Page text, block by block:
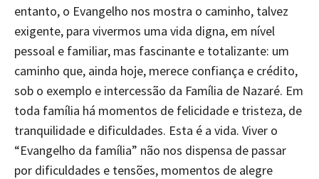
entanto, o Evangelho nos mostra o caminho, talvez
exigente, para vivermos uma vida digna, em nível
pessoal e familiar, mas fascinante e totalizante: um
caminho que, ainda hoje, merece confiança e crédito,
sob o exemplo e intercessão da Família de Nazaré. Em
toda família há momentos de felicidade e tristeza, de
tranquilidade e dificuldades. Esta é a vida. Viver o
“Evangelho da família” não nos dispensa de passar
por dificuldades e tensões, momentos de alegre